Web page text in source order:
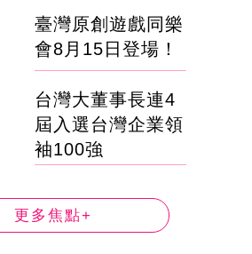
臺灣原創遊戲同樂
會8月15日登場！
台灣大董事長連4
屆入選台灣企業領
袖100強
更多焦點+